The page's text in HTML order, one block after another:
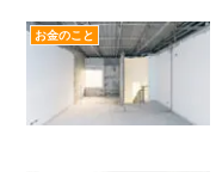
お金のこと